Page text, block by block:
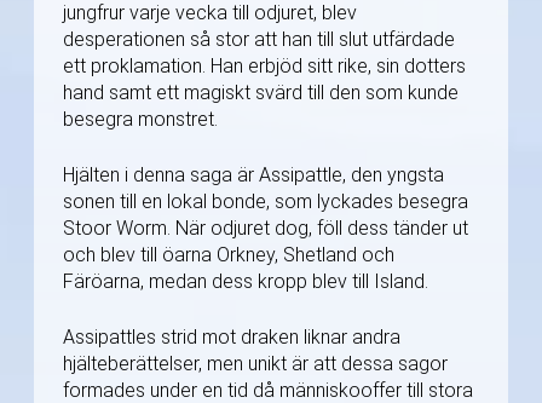
jungfrur varje vecka till odjuret, blev
desperationen så stor att han till slut utfärdade
ett proklamation. Han erbjöd sitt rike, sin dotters
hand samt ett magiskt svärd till den som kunde
besegra monstret.
Hjälten i denna saga är Assipattle, den yngsta
sonen till en lokal bonde, som lyckades besegra
Stoor Worm. När odjuret dog, föll dess tänder ut
och blev till öarna Orkney, Shetland och
Färöarna, medan dess kropp blev till Island.
Assipattles strid mot draken liknar andra
hjälteberättelser, men unikt är att dessa sagor
formades under en tid då människooffer till stora